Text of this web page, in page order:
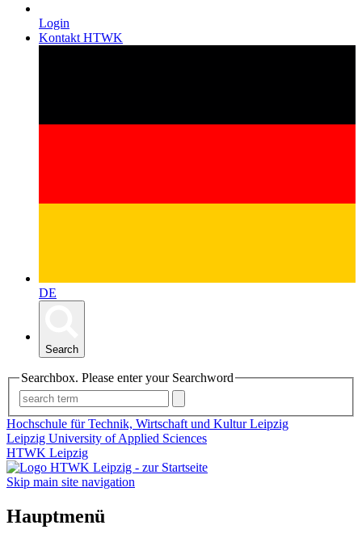
Login
Kontakt HTWK
DE
Search
Searchbox. Please enter your Searchword
Hochschule für Technik, Wirtschaft und Kultur Leipzig
Leipzig University of Applied Sciences
HTWK Leipzig
Skip main site navigation
Hauptmenü